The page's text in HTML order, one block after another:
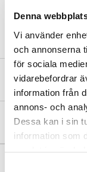
Denna
Vi använder
och annonserna
för sociala
vidarebefordrar
information från
annons- och
Dessa kan i sin
information som
dag. Levereras
Mått